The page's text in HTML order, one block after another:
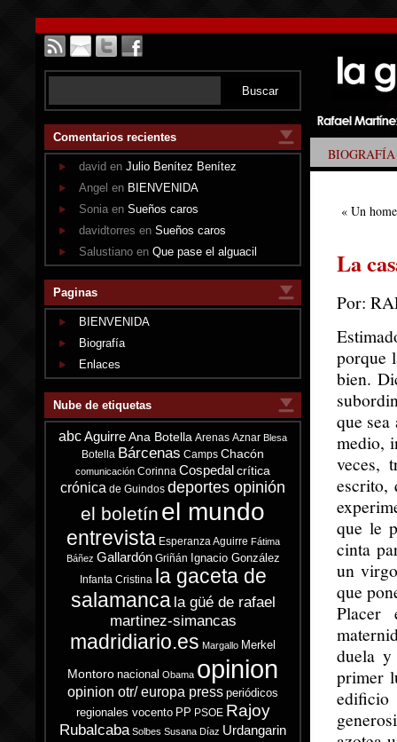
Comentarios recientes
david en Julio Benítez Benítez
Angel en BIENVENIDA
Sonia en Sueños caros
davidtorres en Sueños caros
Salustiano en Que pase el alguacil
Paginas
BIENVENIDA
Biografía
Enlaces
Nube de etiquetas
abcAguirre Ana Botella Arenas Aznar Blesa
Botella Bárcenas Camps Chacón
comunicación Corinna Cospedal crítica
crónica de Guindos deportes opinión
el boletín el mundo
entrevista Esperanza Aguirre Fátima
Báñez Gallardón Griñán Ignacio González
Infanta Cristina la gaceta de
salamanca la güé de rafael
martinez-simancas
madridiario.es Margallo Merkel
Montoro nacional Obama opinion
opinion otr/ europa press periódicos
regionales vocento PP PSOE Rajoy
Rubalcaba Solbes Susana Díaz Urdangarin
BIOGRAFÍA
« Un
La
Por:
porque
bien.
que
medio,
veces,
escrito,
que le
cinta
un
que
duela
primer
edificio